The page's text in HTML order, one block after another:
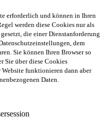
erforderlich und können in Ihren
werden diese Cookies nur als
die einer Dienstanforderung
dem
Sie können Ihren Browser so
Sie über diese Cookies
funktionieren dann aber
Daten.